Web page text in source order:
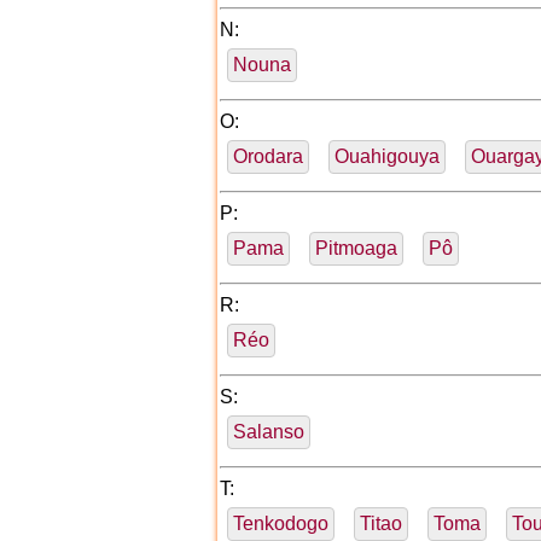
N:
Nouna
O:
Orodara
Ouahigouya
P:
Pama
Pitmoaga Pô
R:
Réo
S:
Salanso
T:
Tenkodogo
Titao Toma